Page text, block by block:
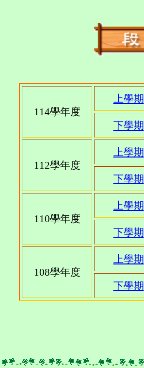
114學年度
上學期
下學期
112學年度
上學期
下學期
110學年度
上學期
下學期
108學年度
上學期
下學期